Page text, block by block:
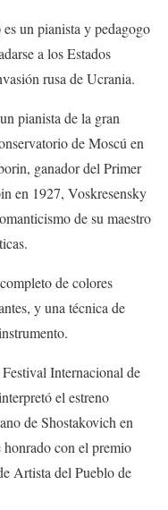
un pianista y pedagogo
a los Estados
rusa de Ucrania.
pianista de la gran
de Moscú en
ganador del Primer
en 1927, Voskresensky
de su maestro
de colores
y una técnica de
Internacional de
el estreno
de Shostakovich en
con el premio
Artista del Pueblo de